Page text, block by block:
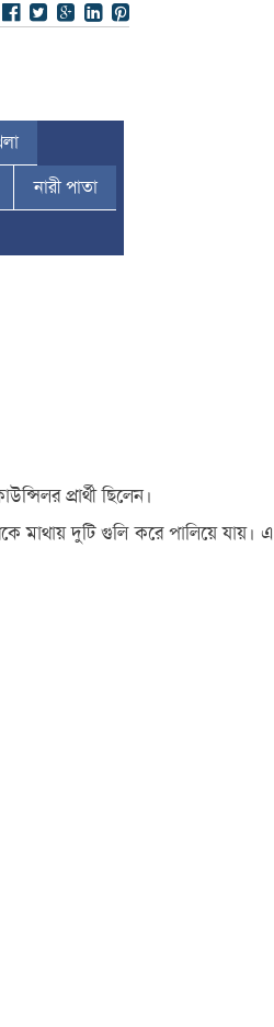
নারী পাতা
প্রার্থী ছিলেন।
মাথায় দুটি গুলি করে পালিয়ে যায়। এ